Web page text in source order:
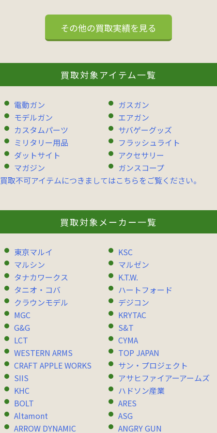
その他の買取実績を見る
買取対象アイテム一覧
電動ガン
ガスガン
モデルガン
エアガン
カスタムパーツ
サバゲーグッズ
ミリタリー用品
フラッシュライト
ダットサイト
アクセサリー
マガジン
ガンスコープ
買取不可アイテムにつきましてはこちらをご覧ください。
買取対象メーカー一覧
東京マルイ
KSC
マルシン
マルゼン
タナカワークス
K.T.W.
タニオ・コバ
ハートフォード
クラウンモデル
デジコン
MGC
KRYTAC
G&G
S&T
LCT
CYMA
WESTERN ARMS
TOP JAPAN
CRAFT APPLE WORKS
サン・プロジェクト
SIIS
アサヒファイアーアームズ
KHC
ハドソン産業
BOLT
ARES
Altamont
ASG
ARROW DYNAMIC
ANGRY GUN